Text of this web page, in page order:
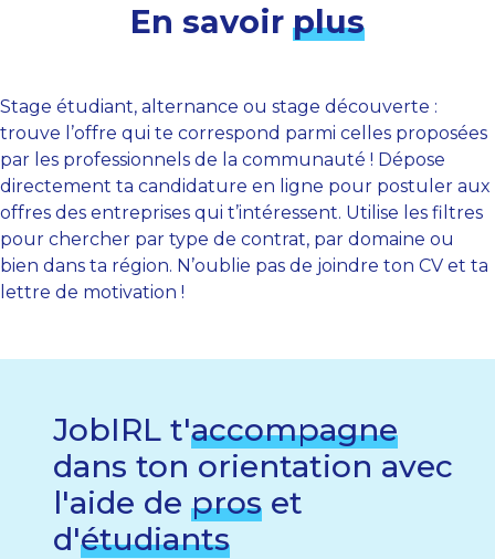
En savoir plus
Stage étudiant, alternance ou stage découverte :
trouve l’offre qui te correspond parmi celles proposées
par les professionnels de la communauté ! Dépose
directement ta candidature en ligne pour postuler aux
offres des entreprises qui t’intéressent. Utilise les filtres
pour chercher par type de contrat, par domaine ou
bien dans ta région. N’oublie pas de joindre ton CV et ta
lettre de motivation !
JobIRL t'accompagne
dans ton orientation avec
l'aide de pros et
d'étudiants